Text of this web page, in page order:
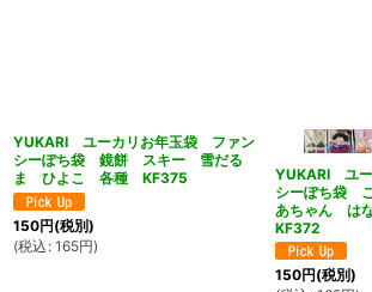
YUKARI ユーカリお年玉袋 ファン
シーぽち袋 鏡餅 スキー 雪だる
ま ひよこ 各種 KF375
150円(税別)
(税込 : 165円)
YUKARI ユ
シーぽち袋
あちゃん は
KF372
150円(税別)